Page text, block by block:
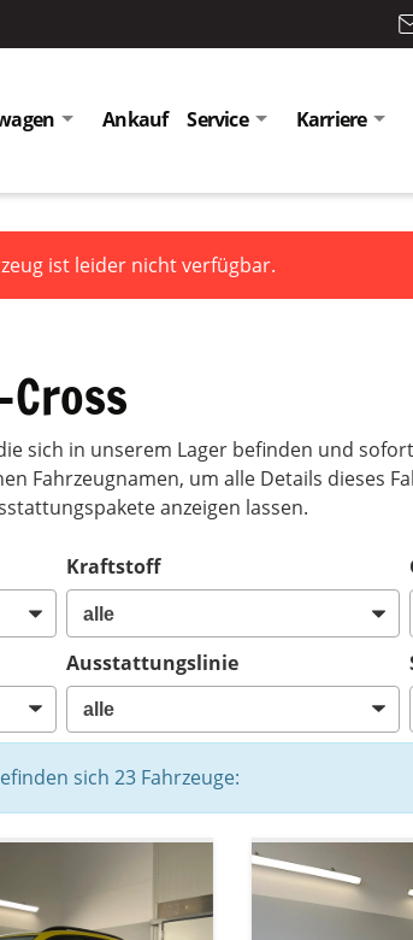
Ankauf Service Karriere
ist leider nicht verfügbar.
sich in unserem Lager befinden und
Fahrzeugnamen, um alle Details dieses
anzeigen lassen.
Kraftstoff
Ausstattungslinie
sich 23Fahrzeuge: